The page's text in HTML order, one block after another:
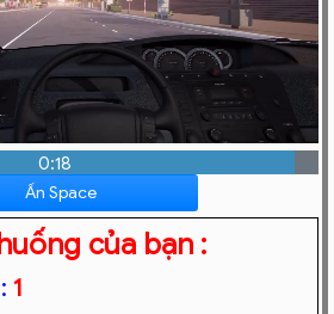
0:19
Ấn Space
của bạn :
1